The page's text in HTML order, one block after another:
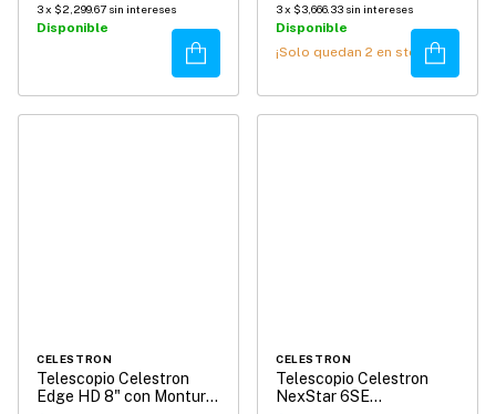
3x $2,299.67 sin intereses
Disponible
Comprar
3x $3,666.33 sin intereses
Disponible
¡Solo quedan 2 en stock!Comprar
CELESTRON
Telescopio Celestron
Edge HD 8" con Montura
CELESTRON
Telescopio Celestron
NexStar 6SE